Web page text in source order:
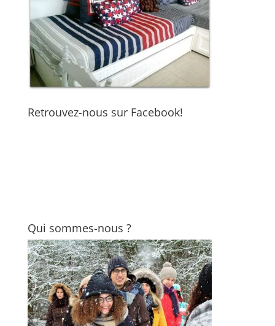
Retrouvez-nous sur Facebook!
Qui sommes-nous ?